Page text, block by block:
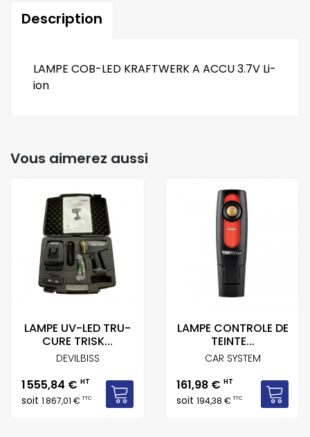
Description
LAMPE COB-LED KRAFTWERK A ACCU 3.7V Li-
ion
Vous aimerez aussi
LAMPE UV-LED TRU-
CURE TRISK...
DEVILBISS
Prix
1 555,84 € HT
soit 1 867,01 €TTC
LAMPE CONTROLE DE
TEINTE...
CAR SYSTEM
Prix
161,98 € HT
soit 194,38 €TTC